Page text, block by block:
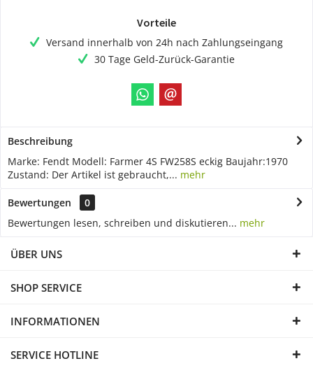
Vorteile
Versand innerhalb von 24h nach Zahlungseingang
30 Tage Geld-Zurück-Garantie
Beschreibung
Marke: Fendt Modell: Farmer 4S FW258S eckig Baujahr:1970
Zustand: Der Artikel ist gebraucht,... mehr
Bewertungen
0
Bewertungen lesen, schreiben und diskutieren... mehr
ÜBER UNS
SHOP SERVICE
INFORMATIONEN
SERVICE HOTLINE